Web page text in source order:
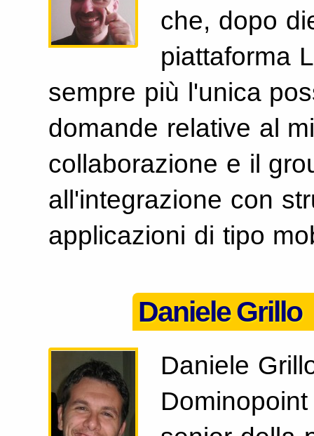
che, dopo
piattaforma
sempre più l'unica
domande relative al
collaborazione e il
all'integrazione con
applicazioni di tipo
Daniele Grillo
Daniele